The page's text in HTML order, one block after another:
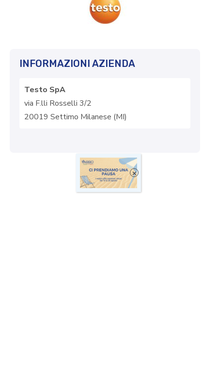
INFORMAZIONI AZIENDA
Testo SpA
via F.lli Rosselli 3/2
20019 Settimo Milanese (MI)
×